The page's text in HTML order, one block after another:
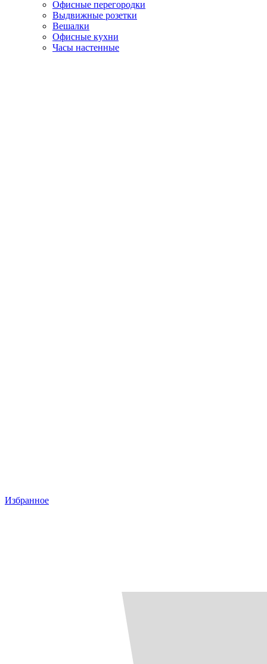
Офисные перегородки
Выдвижные розетки
Вешалки
Офисные кухни
Часы настенные
Избранное